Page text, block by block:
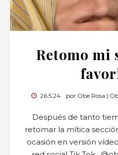
Retomo mi
26.5.24 por Obe Rosa |
Después de tanto
retomar la mítica
ocasión en versión